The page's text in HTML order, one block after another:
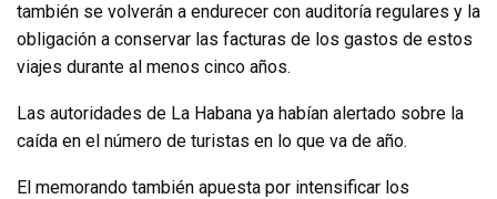
también se volverán a endurecer con auditoría regulares y la
obligación a conservar las facturas de los gastos de estos
viajes durante al menos cinco años.
Las autoridades de La Habana ya habían alertado sobre la
caída en el número de turistas en lo que va de año.
El memorando también apuesta por intensificar los